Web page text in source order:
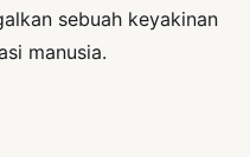
sebuah keyakinan
manusia.